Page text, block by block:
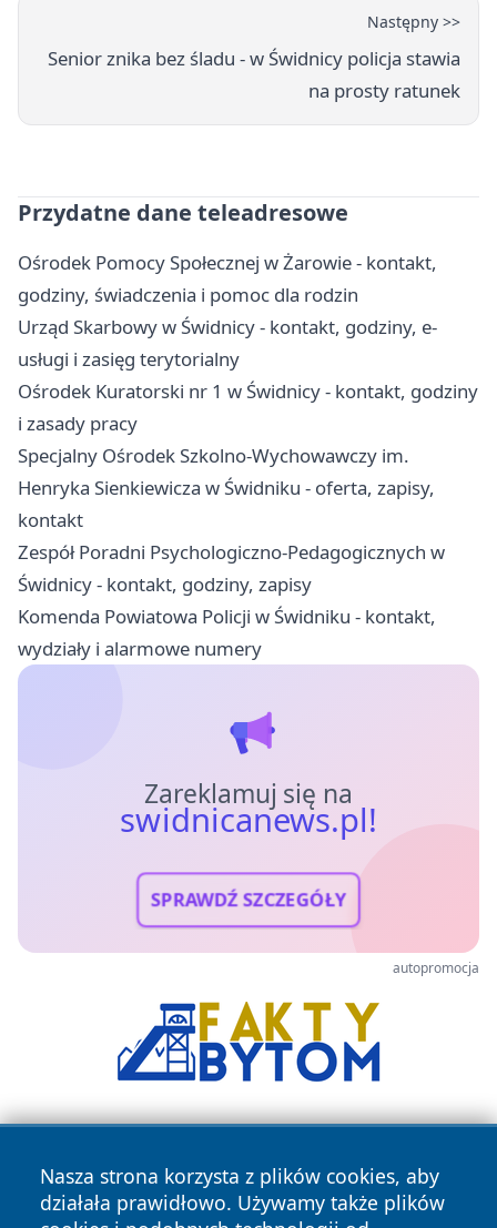
Następny >>
Senior znika bez śladu - w Świdnicy policja stawia
na prosty ratunek
Przydatne dane teleadresowe
Ośrodek Pomocy Społecznej w Żarowie - kontakt,
godziny, świadczenia i pomoc dla rodzin
Urząd Skarbowy w Świdnicy - kontakt, godziny, e-
usługi i zasięg terytorialny
Ośrodek Kuratorski nr 1 w Świdnicy - kontakt, godziny
i zasady pracy
Specjalny Ośrodek Szkolno-Wychowawczy im.
Henryka Sienkiewicza w Świdniku - oferta, zapisy,
kontakt
Zespół Poradni Psychologiczno-Pedagogicznych w
Świdnicy - kontakt, godziny, zapisy
Komenda Powiatowa Policji w Świdniku - kontakt,
wydziały i alarmowe numery
Zareklamuj się na
swidnicanews.pl!
SPRAWDŹ SZCZEGÓŁY
autopromocja
Nasza strona korzysta z plików cookies, aby
działała prawidłowo. Używamy także plików